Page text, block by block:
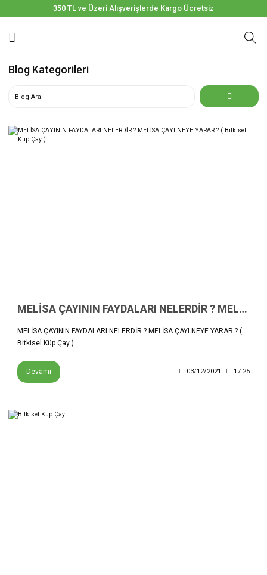
350 TL ve Üzeri Alışverişlerde Kargo Ücretsiz
Blog Kategorileri
MELİSA ÇAYININ FAYDALARI NELERDİR ? MELİSA ÇAYI NEYE YARAR ? ( Bitkisel Küp Çay )
MELİSA ÇAYININ FAYDALARI NELERDİR ? MELİSA ÇAYI NEYE YARAR ? (
Bitkisel Küp Çay )
Devamı 03/12/2021 17:25